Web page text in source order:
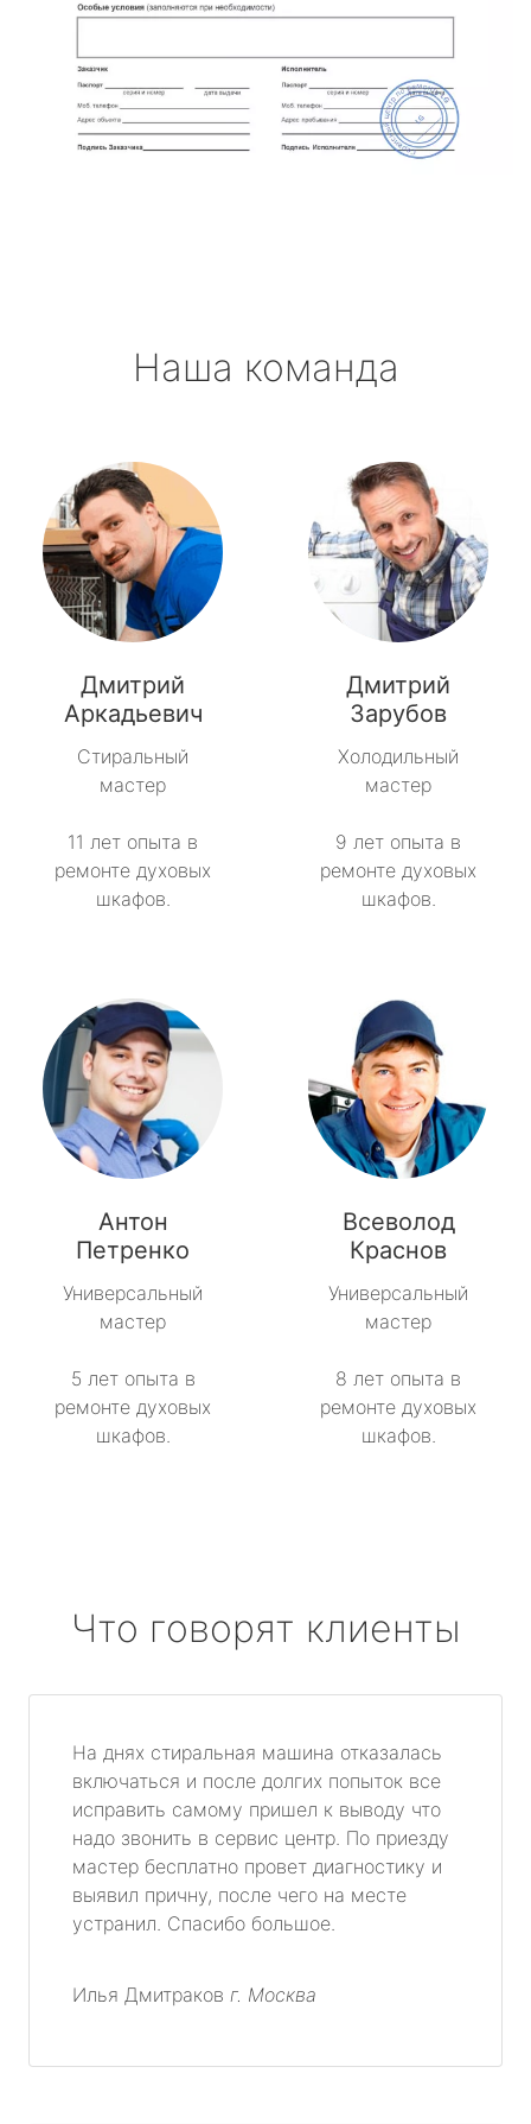
Наша команда
Дмитрий
Аркадьевич
Стиральный
мастер
11 лет опыта в
ремонте духовых
шкафов.
Дмитрий
Зарубов
Холодильный
мастер
9 лет опыта в
ремонте духовых
шкафов.
Антон
Петренко
Универсальный
мастер
5 лет опыта в
ремонте духовых
шкафов.
Всеволод
Краснов
Универсальный
мастер
8 лет опыта в
ремонте духовых
шкафов.
Что говорят клиенты
На днях стиральная машина отказалась
включаться и после долгих попыток все
исправить самому пришел к выводу что
надо звонить в сервис центр. По приезду
мастер бесплатно провет диагностику и
выявил причну, после чего на месте
устранил. Спасибо большое.
Илья Дмитраков г. Москва